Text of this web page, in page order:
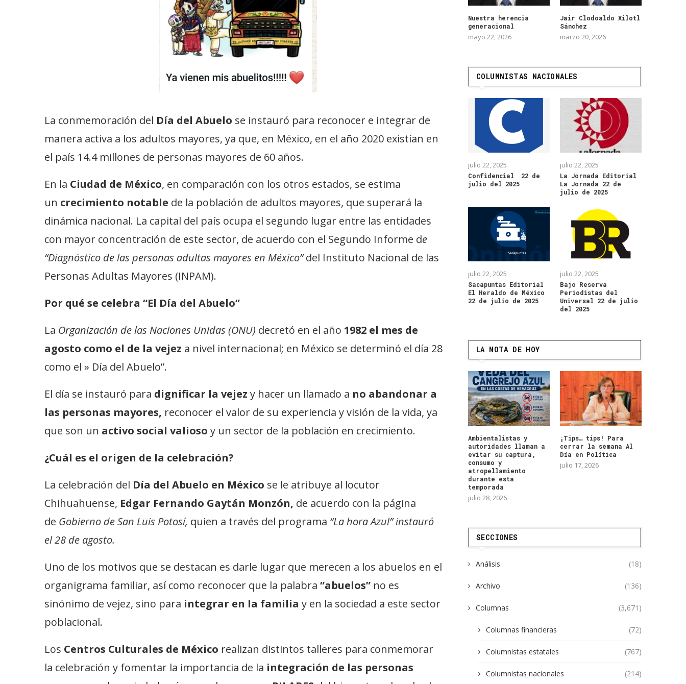
La conmemoración del Día del Abuelo se instauró para reconocer e integrar de
manera activa a los adultos mayores, ya que, en México, en el año 2020 existían en
el país 14.4 millones de personas mayores de 60 años.
En la Ciudad de México, en comparación con los otros estados, se estima
un crecimiento notable de la población de adultos mayores, que superará la
dinámica nacional. La capital del país ocupa el segundo lugar entre las entidades
con mayor concentración de este sector, de acuerdo con el Segundo Informe de
“Diagnóstico de las personas adultas mayores en México”del Instituto Nacional de las
Personas Adultas Mayores (INPAM).
Por qué se celebra “El Día del Abuelo”
La Organización de las Naciones Unidas (ONU) decretó en el año 1982 el mes de
agosto como el de la vejez a nivel internacional; en México se determinó el día 28
como el » Día del Abuelo”.
El día se instauró para dignificar la vejez y hacer un llamado a no abandonar a
las personas mayores, reconocer el valor de su experiencia y visión de la vida, ya
que son un activo social valioso y un sector de la población en crecimiento.
¿Cuál es el origen de la celebración?
La celebración del Día del Abuelo en México se le atribuye al locutor
Chihuahuense, Edgar Fernando Gaytán Monzón, de acuerdo con la página
de Gobierno de San Luis Potosí, quien a través del programa “La hora Azul” instauró
el 28 de agosto.
Uno de los motivos que se destacan es darle lugar que merecen a los abuelos en el
organigrama familiar, así como reconocer que la palabra “abuelos” no es
sinónimo de vejez, sino para integrar en la familia y en la sociedad a este sector
poblacional.
Los Centros Culturales de México realizan distintos talleres para conmemorar
la celebración y fomentar la importancia de la integración de las personas
Nuestra herencia
generacional
mayo 22, 2026
Jair Clodoaldo Xilotl
Sánchez
marzo 20, 2026
COLUMNISTAS NACIONALES
julio 22, 2025
Confidencial 22 de
julio del 2025
julio 22, 2025
La Jornada Editorial
La Jornada 22 de
julio de 2025
julio 22, 2025
Sacapuntas Editorial
El Heraldo de México
22 de julio de 2025
julio 22, 2025
Bajo Reserva
Periodistas del
Universal 22 de julio
del 2025
LA NOTA DE HOY
Ambientalistas y
autoridades llaman a
evitar su captura,
consumo y
atropellamiento
durante esta
temporada
julio 28, 2026
¡Tips… tips! Para
cerrar la semana Al
Día en Política
julio 17, 2026
SECCIONES
Análisis (18)
Archivo (136)
Columnas (3,671)
Columnas financieras (72)
Columnistas estatales (767)
Columnistas nacionales (214)